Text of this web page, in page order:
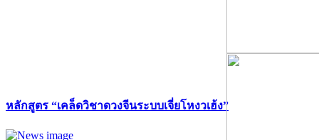
หลักสูตร “เคล็ดวิชาดวงจีนระบบเจี่ยโหงวเฮ้ง”